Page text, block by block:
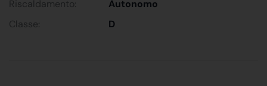
Riscaldamento:
Autonomo
Classe:
D